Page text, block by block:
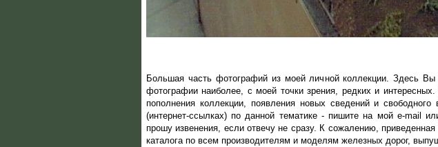
Большая часть фотографий из моей личной коллекции. Здесь
фотографии наиболее, с моей точки зрения, редких и
пополнения коллекции, появления новых сведений и
(интернет-ссылках) по данной тематике - пишите на мой e-mail
прошу извенения, если отвечу не сразу. К сожалению,
каталога по всем производителям и моделям железных дорог,